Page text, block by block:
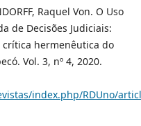
Raquel Von. O Uso
de Decisões Judiciais:
crítica hermenêutica do
Vol. 3, nº 4, 2020.
index.php/RDUno/